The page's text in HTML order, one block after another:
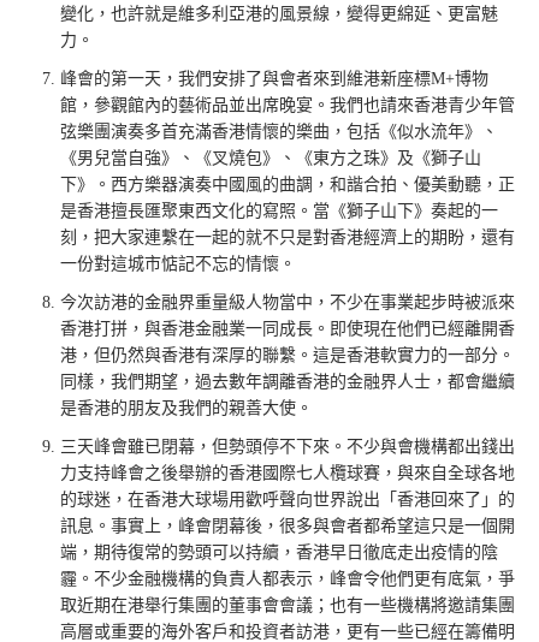
變化，也許就是維多利亞港的風景線，變得更綿延、更富魅
力。
峰會的第一天，我們安排了與會者來到維港新座標M+博物
館，參觀館內的藝術品並出席晚宴。我們也請來香港青少年管
弦樂團演奏多首充滿香港情懷的樂曲，包括《似水流年》、
《男兒當自強》、《叉燒包》、《東方之珠》及《獅子山
下》。西方樂器演奏中國風的曲調，和諧合拍、優美動聽，正
是香港擅長匯聚東西文化的寫照。當《獅子山下》奏起的一
刻，把大家連繫在一起的就不只是對香港經濟上的期盼，還有
一份對這城市惦記不忘的情懷。
今次訪港的金融界重量級人物當中，不少在事業起步時被派來
香港打拼，與香港金融業一同成長。即使現在他們已經離開香
港，但仍然與香港有深厚的聯繫。這是香港軟實力的一部分。
同樣，我們期望，過去數年調離香港的金融界人士，都會繼續
是香港的朋友及我們的親善大使。
三天峰會雖已閉幕，但勢頭停不下來。不少與會機構都出錢出
力支持峰會之後舉辦的香港國際七人欖球賽，與來自全球各地
的球迷，在香港大球場用歡呼聲向世界說出「香港回來了」的
訊息。事實上，峰會閉幕後，很多與會者都希望這只是一個開
端，期待復常的勢頭可以持續，香港早日徹底走出疫情的陰
霾。不少金融機構的負責人都表示，峰會令他們更有底氣，爭
取近期在港舉行集團的董事會會議；也有一些機構將邀請集團
高層或重要的海外客戶和投資者訪港，更有一些已經在籌備明